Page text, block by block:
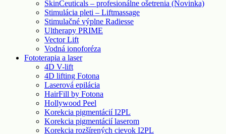
SkinCeuticals – profesionálne ošetrenia (Novinka)
Stimulácia pleti – Liftmassage
Stimulačné výplne Radiesse
Ultherapy PRIME
Vector Lift
Vodná ionoforéza
Fototerapia a laser
4D V-lift
4D lifting Fotona
Laserová epilácia
HairFill by Fotona
Hollywood Peel
Korekcia pigmentácií I2PL
Korekcia pigmentácií laserom
Korekcia rozšírených cievok I2PL